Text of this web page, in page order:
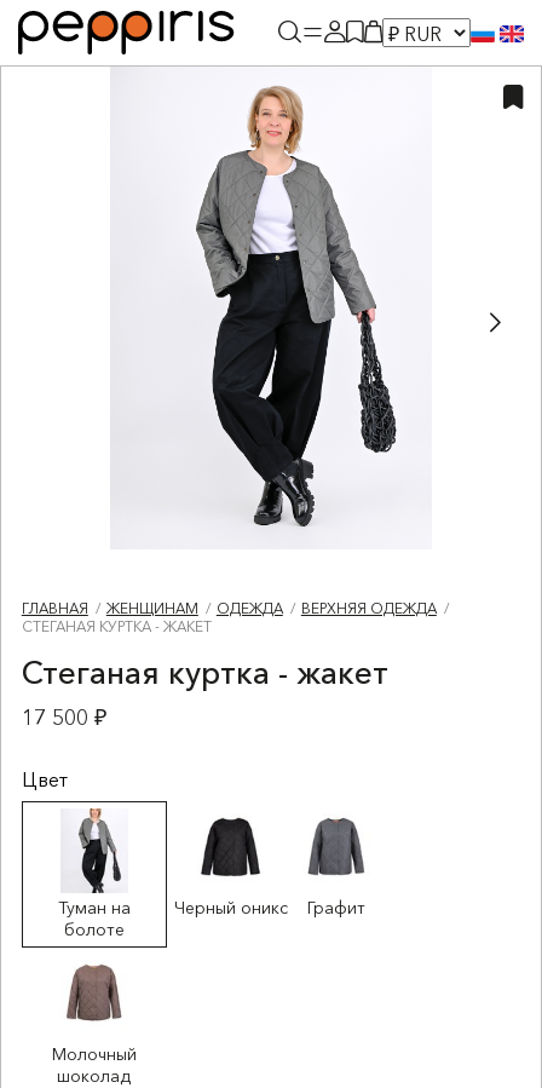
ГЛАВНАЯ ЖЕНЩИНАМ ОДЕЖДА
ВЕРХНЯЯ ОДЕЖДА
СТЕГАНАЯ КУРТКА - ЖАКЕТ
Стеганая куртка - жакет
17 500 ₽
Цвет
Туман на
болоте
Черный оникс Графит
Молочный
шоколад